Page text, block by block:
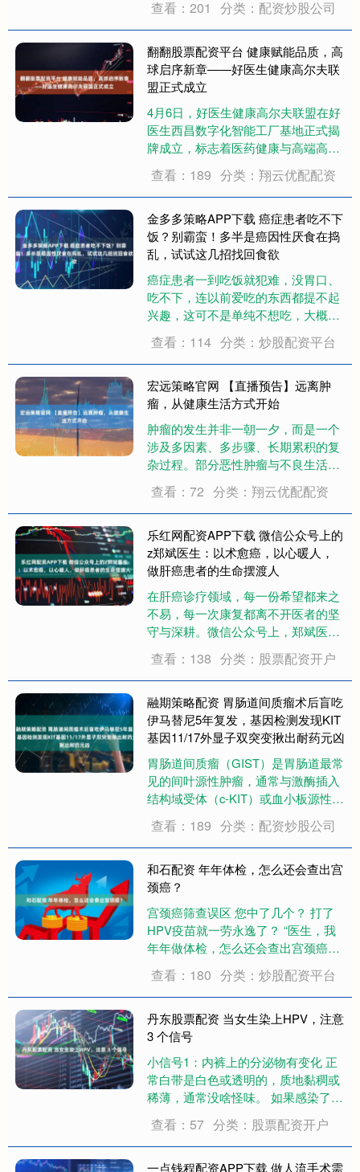
球联赛栾城区海选赛”在栾城区怡康园
室外乒乓球场成功举办。 赛场上运动
员们积极拼搏、专注对战，既有快节
奏的激....
查看：201 分类：配资炒股公司
翻翻股票配资平台 健康赋能品质，高
球启序新章——好医生健康高尔夫联
盟正式成立
4月6日，好医生健康高尔夫联盟在好
医生西昌数字化智能工厂基地正式揭
牌成立，标志着医药健康与高端高尔
夫运动实现深度跨界融合，共同开启
品质健康生活新篇章。 四川省高尔夫
球协会副会长兼秘书长彭晋川、观岭
高尔夫球会董事长龚德云、棕榈高尔
夫球会董事长....
查看：189 分类：翔云优配配资
金多多策略APP下载 癌症患者吃不下
饭？别霸蛮！多半是癌因性厌食在捣
乱，试试这几招找回食欲
癌症患者一到吃饭就犯难，没胃口、
吃不下，连以前爱吃的东西都提不起
兴趣，这可不是单纯不想吃，大概率
雅二医院老年医学科医生告诉潇湘晨
报记者，癌因性厌食是指因癌症本身
和（或）其治疗所引发的食欲减退或
丧失，症状包括....
查看：114 分类：炒股配资平台
宏远策略官网 【直播预告】远离肿
瘤，从健康生活方式开始
肿瘤的发生并非一朝一夕，而是一个
涉及多因素、多步骤、长期累积的复
杂过程。部分恶性肿瘤与不良生活方
式直接相关——饮酒、饮食不当、缺
乏运动、肥胖、长期熬夜、压力过
大，这些因素会持续损伤细胞DNA、
诱发慢性炎症、削弱免疫监视能力，
日积月累便可能触....
查看：72 分类：翔云优配配资
乐红网配资APP下载 微信公众号上的
z郑斌医生：以术愈癌，以心暖人，
做肝癌患者的生命摆渡人
在肝癌诊疗领域，每一份希望都来之
不易，每一次康复都离不开医者的坚
守与深耕。微信公众号上，郑斌医生
的“定心丸”，他以精湛的治疗技术破
解癌魔困局，以细腻的人文关怀温暖
抗癌之路，用日常的坚守诠释着医者
的初心与担当。 ....
查看：138 分类：股票配资开户
融期策略配资 胃肠道间质瘤术后盲吃
伊马替尼5年复发，基因检测发现KIT
基因11/17外显子双突变揪出耐药元凶
胃肠道间质瘤（GIST）是胃肠道最常
见的间叶源性肿瘤，通常与激酶插入
结构域受体（c-KIT）或血小板源性生
马替尼等靶向治疗药物的问世已显著
改善了患者的临床结局，但原发性双
突变胃肠道间质瘤仍带来了严峻的治
疗挑战....
查看：189 分类：配资炒股公司
和石配资 年年体检，怎么还会查出宫
颈癌？
宫颈癌筛查误区 您中了几个？ 打了
HPV疫苗就一劳永逸了？ “医生，我
年年做体检，怎么还会查出宫颈癌？”
了？” 在门诊，经常有患者发出这样
的疑问 宫颈癌是唯一一个病因明确
可以早期预防甚至彻底消除的癌症....
查看：180 分类：炒股配资平台
丹东股票配资 当女生染上HPV，注意
3 个信号
小信号1：内裤上的分泌物有变化 正
常白带是白色或透明的，质地黏稠或
稀薄，通常没啥怪味。 如果感染了
乱，变成宫颈病变或早期宫颈癌之
后，你的分泌物也可能发生变化：白
带会像水或者浓鼻涕，伴着一股恶
查看：57 分类：股票配资开户
一点钱程配资APP下载 做人流手术需